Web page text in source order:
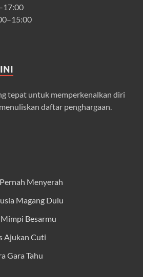
tepat untuk memperkenalkan diri
daftar penghargaan.
Menyerah
Magang Dulu
Besarmu
Ajukan Cuti
Gara Tahu